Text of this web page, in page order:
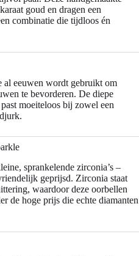
goud en dragen een
combinatie die tijdloos én
al eeuwen wordt gebruikt om
te bevorderen. De diepe
moeiteloos bij zowel een
sprankelende zirconia’s –
geprijsd. Zirconia staat
waardoor deze oorbellen
de hoge prijs die echte diamanten